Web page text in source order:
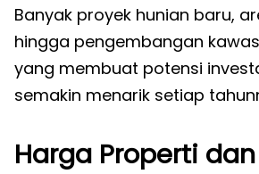
Banyak proyek hunian baru,
hingga pengembangan
yang membuat potensi
semakin menarik setiap
Harga Properti dan